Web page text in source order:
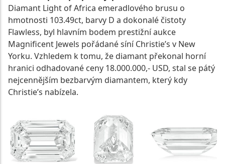
Diamant Light of Africa emeradlového brusu o
hmotnosti 103.49ct, barvy D a dokonalé čistoty
Flawless, byl hlavním bodem prestižní aukce
Magnificent Jewels pořádané síní Christie’s v New
Yorku. Vzhledem k tomu, že diamant překonal horní
hranici odhadované ceny 18.000.000,- USD, stal se pátý
nejcennějším bezbarvým diamantem, který kdy
Christie’s nabízela.